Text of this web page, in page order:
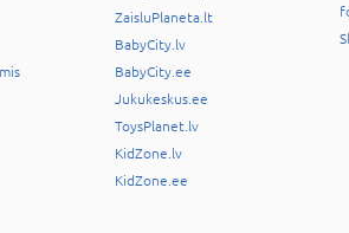
ZaisluPlaneta.lt
BabyCity.lv
BabyCity.ee
Jukukeskus.ee
ToysPlanet.lv
KidZone.lv
KidZone.ee